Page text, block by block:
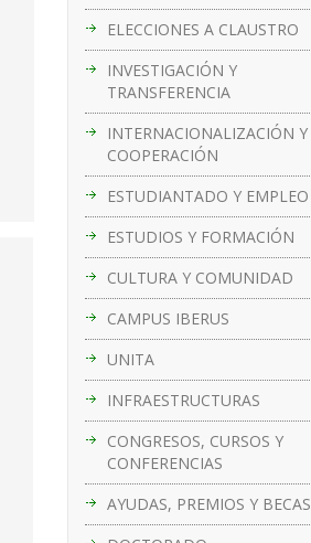
ELECCIONES A CLAUSTRO
INVESTIGACIÓN Y
TRANSFERENCIA
INTERNACIONALIZACIÓN Y
COOPERACIÓN
ESTUDIANTADO Y EMPLEO
ESTUDIOS Y FORMACIÓN
CULTURA Y COMUNIDAD
CAMPUS IBERUS
UNITA
INFRAESTRUCTURAS
CONGRESOS, CURSOS Y
CONFERENCIAS
AYUDAS, PREMIOS Y BECAS